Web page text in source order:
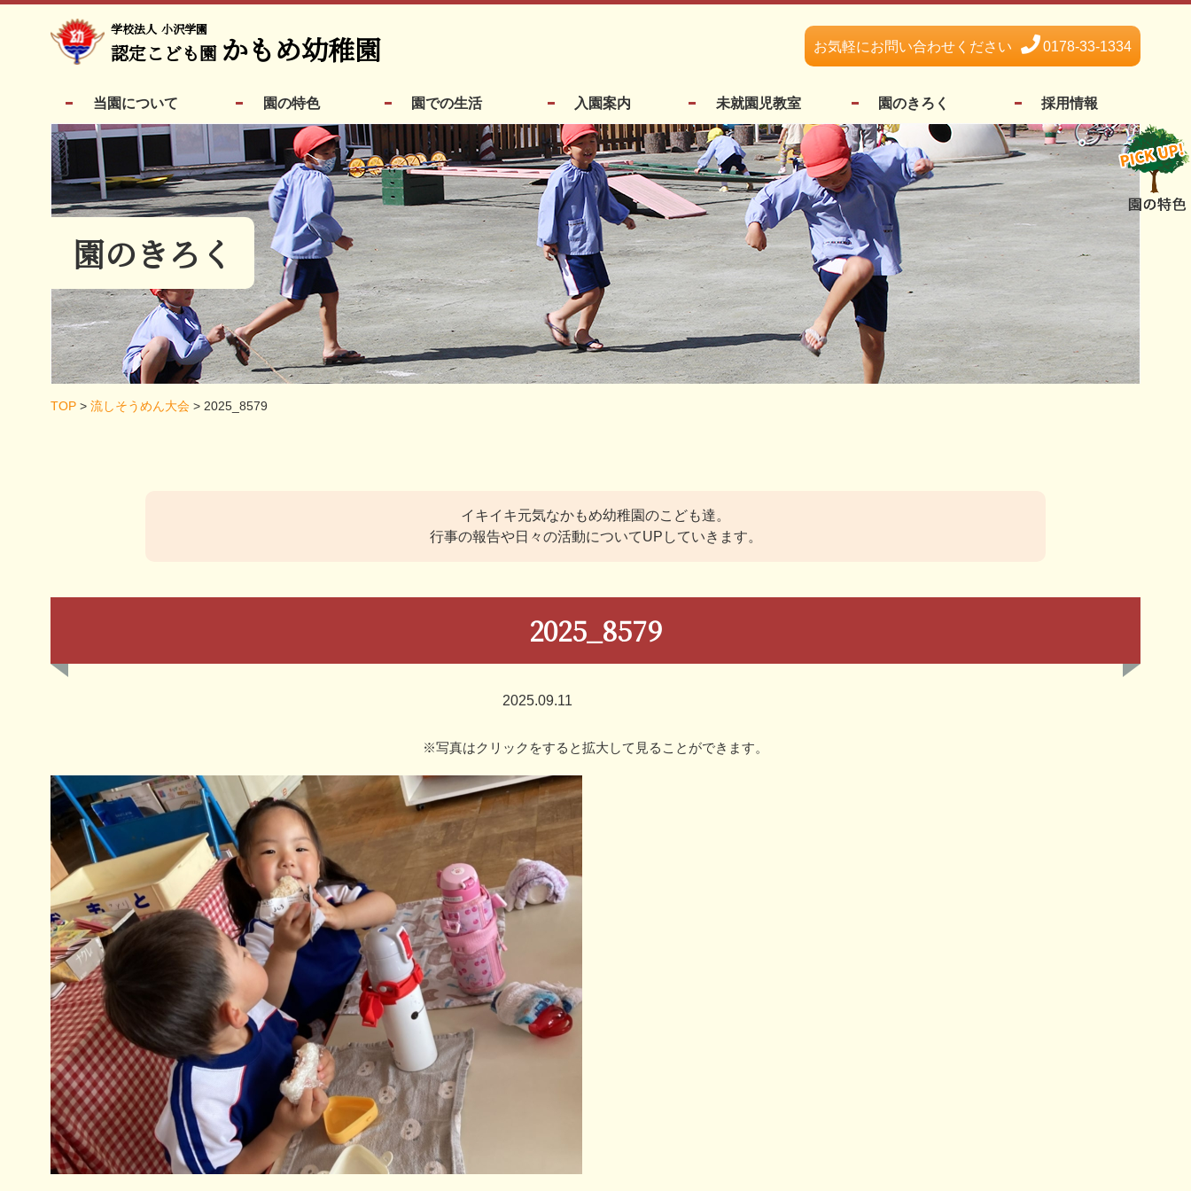
学校法人 小沢学園
認定こども園 かもめ幼稚園 お気軽にお問い合わせください 0178-33-1334
当園について 園の特色 園での生活 入園案内 未就園児教室 園のきろく 採用情報
園のきろく
TOP > 流しそうめん大会 > 2025_8579
イキイキ元気なかもめ幼稚園のこども達。
行事の報告や日々の活動についてUPしていきます。
2025_8579
2025.09.11
※写真はクリックをすると拡大して見ることができます。